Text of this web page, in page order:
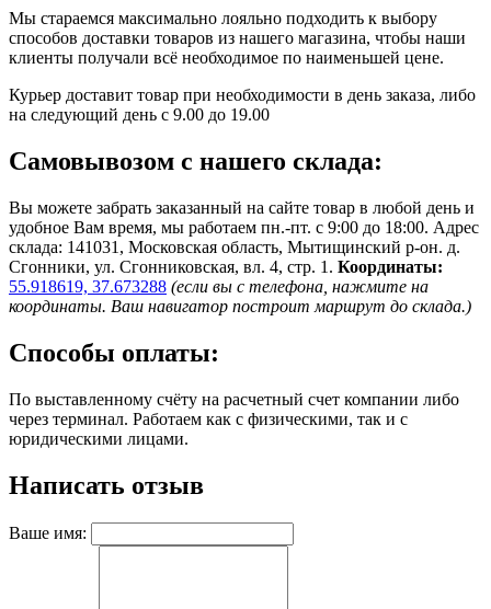
Мы стараемся максимально лояльно подходить к выбору
способов доставки товаров из нашего магазина, чтобы наши
клиенты получали всё необходимое по наименьшей цене.
Курьер доставит товар при необходимости в день заказа, либо
на следующий день с 9.00 до 19.00
Самовывозом с нашего склада:
Вы можете забрать заказанный на сайте товар в любой день и
удобное Вам время, мы работаем пн.-пт. с 9:00 до 18:00. Адрес
склада: 141031, Московская область, Мытищинский р-он. д.
Сгонники, ул. Сгонниковская, вл. 4, стр. 1. Координаты:
55.918619, 37.673288 (если вы с телефона, нажмите на
координаты. Ваш навигатор построит маршрут до склада.)
Способы оплаты:
По выставленному счёту на расчетный счет компании либо
через терминал. Работаем как с физическими, так и с
юридическими лицами.
Написать отзыв
Ваше имя: